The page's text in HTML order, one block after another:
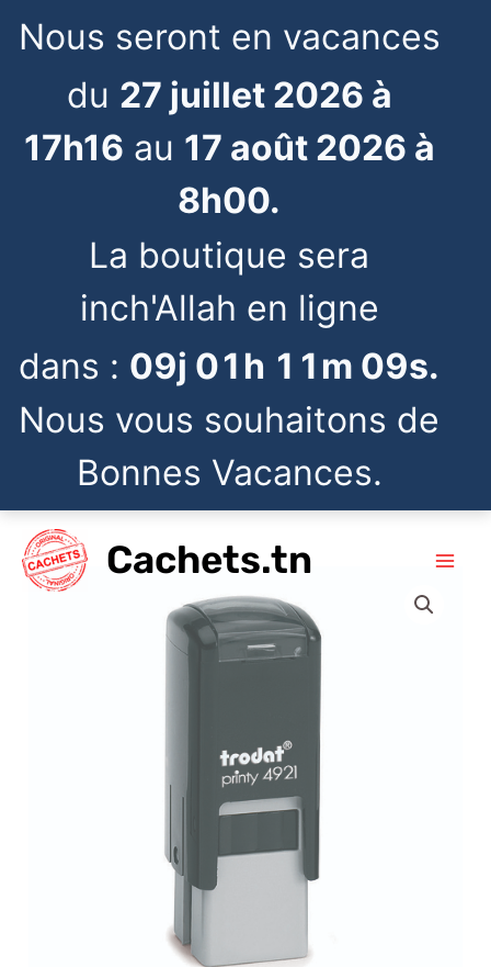
Nous seront en vacances
du 27 juillet 2026 à
17h16 au 17 août 2026 à
8h00.
La boutique sera
inch'Allah en ligne
dans : 09j 01 h 11 m 09s.
Nous vous souhaitons de
Bonnes Vacances.
contenu
Cachets.tn